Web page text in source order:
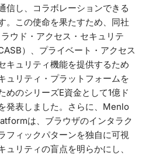
信し、コラボレーションできる
。この使命を果たすため、同社
ウド・アクセス・セキュリテ
）、プライベート・アクセス
キュリティ機能を提供するため
ュリティ・プラットフォームを
めのシリーズE資金として1億ド
発表しました。さらに、Menlo
は、ブラウザのインタラク
フィックパターンを独自に可視
ュリティの盲点を明らかにし、